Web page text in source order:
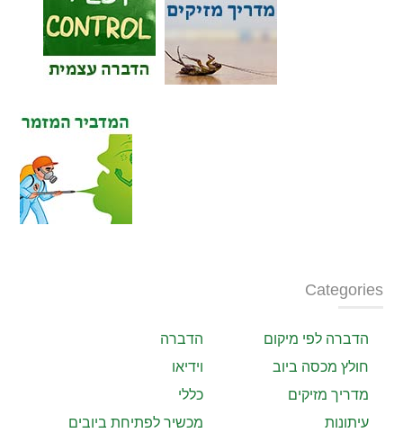
Categories
הדברה
הדברה לפי מיקום
וידיאו
חולץ מכסה ביוב
כללי
מדריך מזיקים
מכשיר לפתיחת ביובים
עיתונות